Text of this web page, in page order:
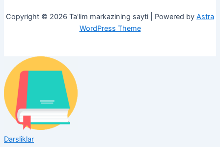
Copyright © 2026 Ta'lim markazining sayti | Powered by Astra
WordPress Theme
Darsliklar